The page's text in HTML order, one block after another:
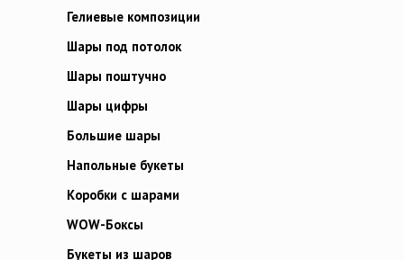
Гелиевые композиции
Шары под потолок
Шары поштучно
Шары цифры
Большие шары
Напольные букеты
Коробки с шарами
WOW-Боксы
Букеты из шаров